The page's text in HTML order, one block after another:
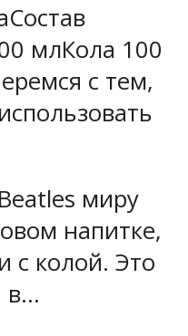
млКола 100
с тем,
миру
напитке,
с колой. Это
в…